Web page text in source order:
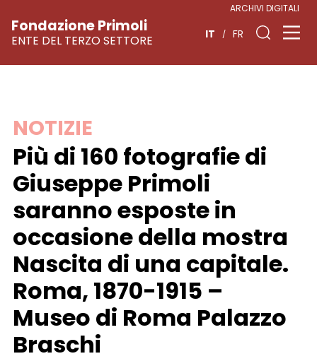
Vai
contenuto
Fondazione Primoli
ENTE DEL TERZO SETTORE
ARCHIVI DIGITALI
IT FR
NOTIZIE
Più di 160 fotografie di
Giuseppe Primoli
saranno esposte in
occasione della mostra
Nascita di una capitale.
Roma, 1870-1915 –
Museo di Roma Palazzo
Braschi